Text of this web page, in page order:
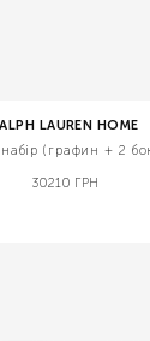
LAUREN HOME
(графин + 2
30210 ГРН